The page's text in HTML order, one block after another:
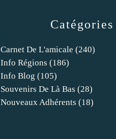
Catégories
Carnet De L'amicale (240)
Info Régions (186)
Info Blog (105)
Souvenirs De Là Bas (28)
Nouveaux Adhérents (18)